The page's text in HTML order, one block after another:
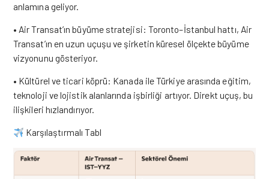
anlamına geliyor.
• Air Transat’ın büyüme stratejisi: Toronto–İstanbul hattı, Air
Transat’ın en uzun uçuşu ve şirketin küresel ölçekte büyüme
vizyonunu gösteriyor.
• Kültürel ve ticari köprü: Kanada ile Türkiye arasında eğitim,
teknoloji ve lojistik alanlarında işbirliği artıyor. Direkt uçuş, bu
ilişkileri hızlandırıyor.
Karşılaştırmalı Tabl